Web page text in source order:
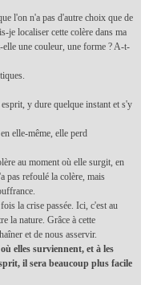
l'on n'a pas d'autre choix que de
je localiser cette colère dans ma
une couleur, une forme ? A-t-
y dure quelque instant et s'y
elle-même, elle perd
au moment où elle surgit, en
pas refoulé la colère, mais
la crise passée. Ici, c'est au
la nature. Grâce à cette
et de nous asservir.
elles surviennent, et à les
il sera beaucoup plus facile